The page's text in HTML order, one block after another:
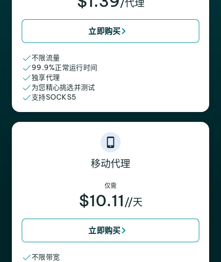
/代理
立即购买
不限流量
99.9%正常运行时间
独享代理
为您精心挑选并测试
支持SOCKS5
移动代理
仅需
$10.11 //天
立即购买
不限带宽